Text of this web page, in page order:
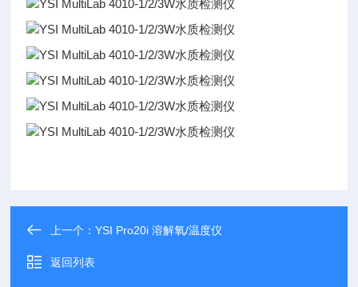
上一个：YSI Pro20i 溶解氧/温度仪
返回列表